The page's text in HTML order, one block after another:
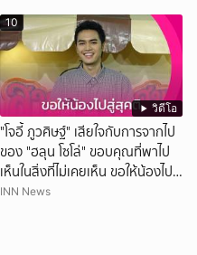
วิดีโอ
10
"โจอี้ ภูวศิษฐ์" เสียใจกับการจากไป
ของ "ฮลุน โซโล่" ขอบคุณที่พาไป
เห็นในสิ่งที่ไม่เคยเห็น ขอให้น้องไปสู่
สุคติ
INN News